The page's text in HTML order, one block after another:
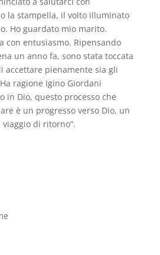
la stampella, il volto illuminato
Ho guardato mio marito.
con entusiasmo. Ripensando
un anno fa, sono stata toccata
accettare pienamente sia gli
ragione Igino Giordani
in Dio, questo processo che
è un progresso verso Dio, un
di ritorno”.